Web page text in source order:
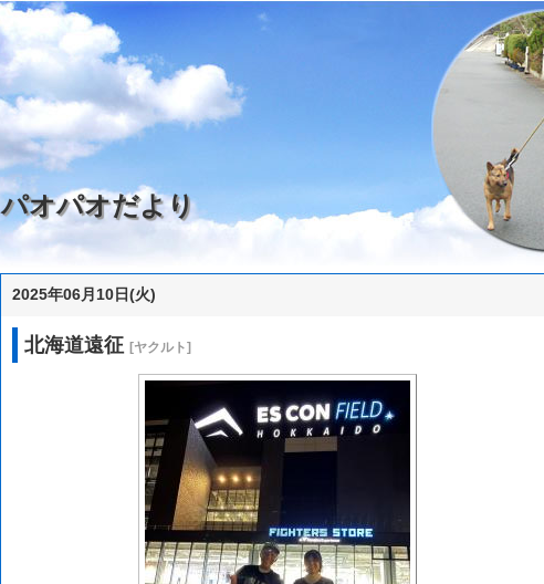
パオパオだより
2025年06月10日(火)
北海道遠征 [ヤクルト]